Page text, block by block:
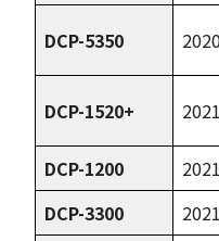
DCP-5350
DCP-1520+
DCP-1200
DCP-3300